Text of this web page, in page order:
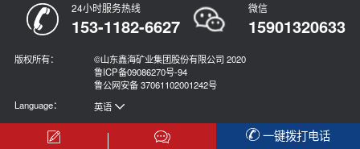
24小时服务热线
153-1182-6627
微信
15901320633
版权所有：
©山东鑫海矿业集团股份有限公司 2020
鲁ICP备09086270号-94
鲁公网安备 37061102001242号
Language：
英语
俄语
一键拨打电话